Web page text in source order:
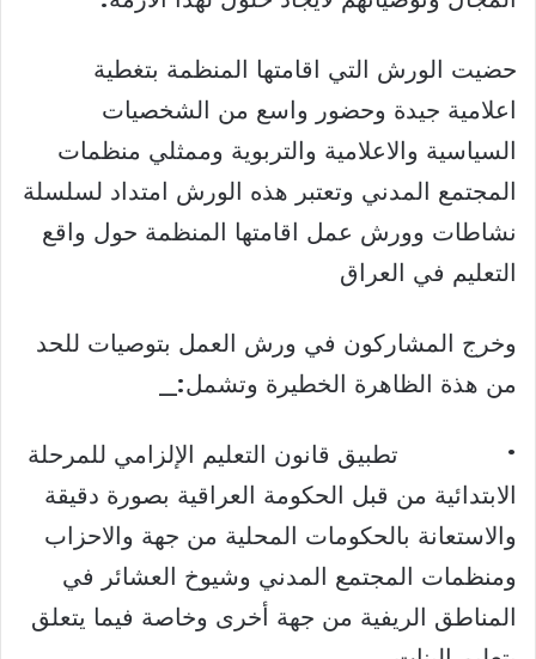
حضيت الورش التي اقامتها المنظمة بتغطية
اعلامية جيدة وحضور واسع من الشخصيات
السياسية والاعلامية والتربوية وممثلي منظمات
المجتمع المدني وتعتبر هذه الورش امتداد لسلسلة
نشاطات وورش عمل اقامتها المنظمة حول واقع
التعليم في العراق
وخرج المشاركون في ورش العمل بتوصيات للحد
من هذة الظاهرة الخطيرة وتشمل:_
• تطبيق قانون التعليم الإلزامي للمرحلة
الابتدائية من قبل الحكومة العراقية بصورة دقيقة
والاستعانة بالحكومات المحلية من جهة والاحزاب
ومنظمات المجتمع المدني وشيوخ العشائر في
المناطق الريفية من جهة أخرى وخاصة فيما يتعلق